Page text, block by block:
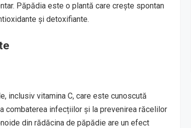
Păpădia este o plantă care crește spontan
și detoxifiante.
inclusiv vitamina C, care este cunoscută
combaterea infecțiilor și la prevenirea răcelilor
din rădăcina de păpădie are un efect